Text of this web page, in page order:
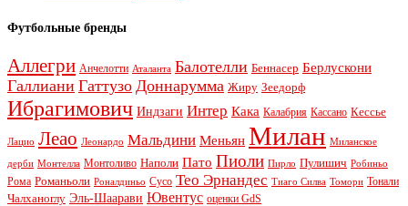
Футбольные бренды
Аллегри Анчелотти Аталанта Балотелли Беннасер Берлускони
Галлиани Гаттузо Доннарумма Жиру Зеедорф
Ибрагимович Индзаги Интер Кака Калабрия Кассано Кессье
Лацио Леао Леонардо Мальдини Меньян Милан Миланское
дерби Монтелла Монтоливо Наполи Пато Пиоли Пирло Пулишич Робиньо
Рома Романьоли Роналдиньо Сусо Тео Эрнандес Тиаго Силва Томори Тонали
Чалханоглу Эль-Шаарави Ювентус оценки GdS